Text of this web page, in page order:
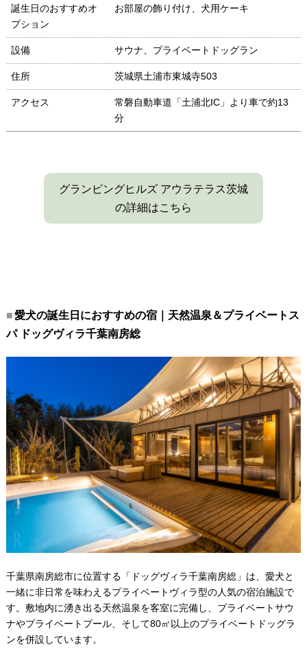
誕生日のおすすめオ
プション
お部屋の飾り付け、犬用ケーキ
設備 サウナ、プライベートドッグラン
住所 茨城県土浦市東城寺503
アクセス
常磐自動車道「土浦北IC」より車で約13
分
グランピングヒルズ アウラテラス茨城
の詳細はこちら
愛犬の誕生日におすすめの宿｜天然温泉＆プライベートス
パ ドッグヴィラ千葉南房総
千葉県南房総市に位置する「ドッグヴィラ千葉南房総」は、愛犬と
一緒に非日常を味わえるプライベートヴィラ型の人気の宿泊施設で
す。敷地内に湧き出る天然温泉を客室に完備し、プライベートサウ
ナやプライベートプール、そして80㎡以上のプライベートドッグラ
ンを併設しています。